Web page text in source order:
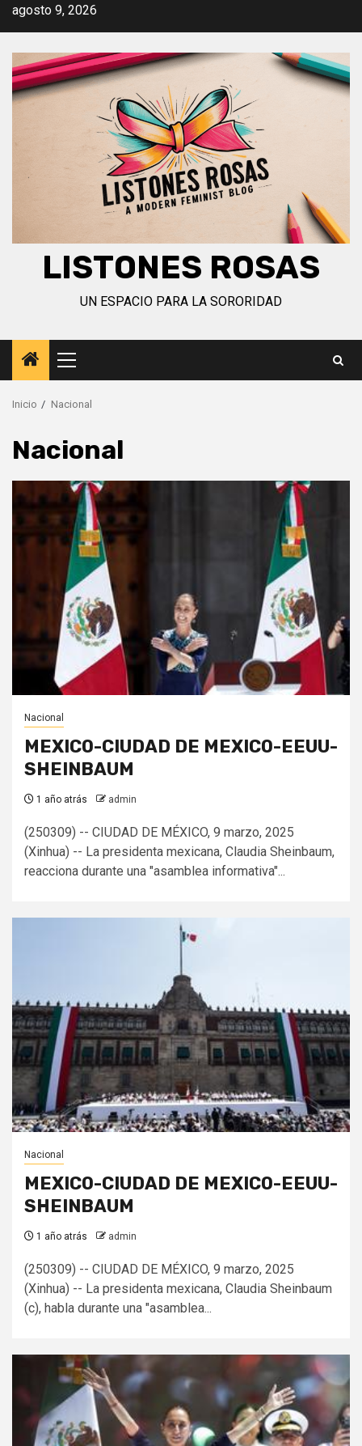
Saltar
agosto 9, 2026
LISTONES ROSAS
UN ESPACIO PARA LA SORORIDAD
Menú
principal
Inicio Nacional
Nacional
Nacional
MEXICO-CIUDAD DE MEXICO-EEUU-
SHEINBAUM
1 año atrás admin
(250309) -- CIUDAD DE MÉXICO, 9 marzo, 2025
(Xinhua) -- La presidenta mexicana, Claudia Sheinbaum,
reacciona durante una "asamblea informativa"...
Nacional
MEXICO-CIUDAD DE MEXICO-EEUU-
SHEINBAUM
1 año atrás admin
(250309) -- CIUDAD DE MÉXICO, 9 marzo, 2025
(Xinhua) -- La presidenta mexicana, Claudia Sheinbaum
(c), habla durante una "asamblea...